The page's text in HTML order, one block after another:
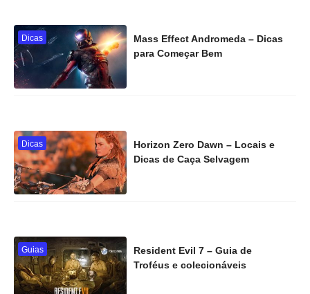
Dicas
Mass Effect Andromeda – Dicas
para Começar Bem
Dicas
Horizon Zero Dawn – Locais e
Dicas de Caça Selvagem
Guias
Resident Evil 7 – Guia de
Troféus e colecionáveis